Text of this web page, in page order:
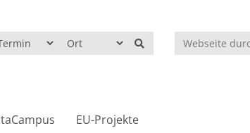
EU-Projekte